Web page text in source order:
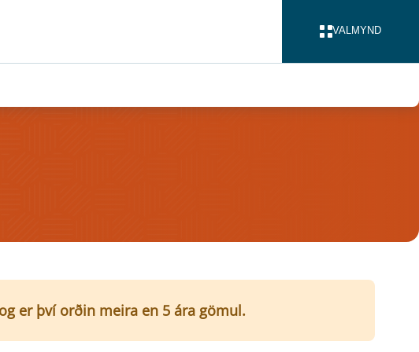
VALMYND
er því orðin meira en 5 ára gömul.